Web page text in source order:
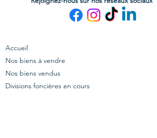
Accueil
Nos biens à vendre
Nos biens vendus
Divisions foncières en cours